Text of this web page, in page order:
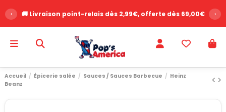
‹ 🚚 Livraison point-relais dès 2,99€, offerte dès 69,00€ ›
Accueil Épicerie salée Sauces / Sauces Barbecue
Heinz
Beanz